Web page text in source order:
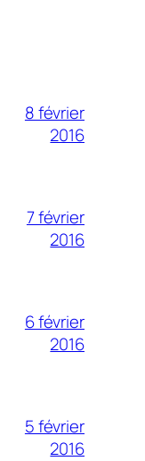
8 février
2016
7 février
2016
6 février
2016
5 février
2016